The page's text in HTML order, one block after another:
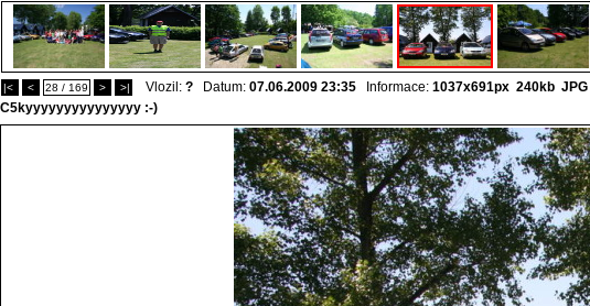
|< < 28 / 169 > >| Vlozil: ? Datum: 07.06.2009 23:35 Informace: 1037x691px 240kb JPG
C5kyyyyyyyyyyyyyyy :-)